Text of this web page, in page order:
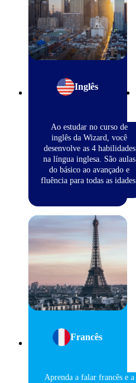
Inglês
Ao estudar no curso de
inglês da Wizard, você
desenvolve as 4 habilidades
na língua inglesa. São aulas
do básico ao avançado e
fluência para todas as idades.
Francês
Aprenda a falar francês e a